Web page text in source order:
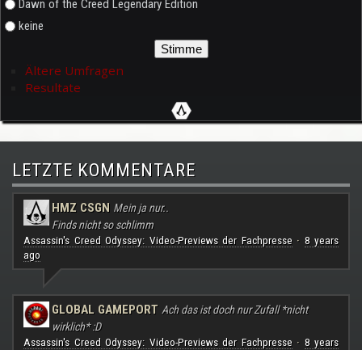
Dawn of the Creed Legendary Edition
keine
Ältere Umfragen
Resultate
LETZTE KOMMENTARE
HMZ CSGN Mein ja nur..
Finds nicht so schlimm
Assassin's Creed Odyssey: Video-Previews der Fachpresse· 8 years
ago
GLOBAL GAMEPORT Ach das ist doch nur Zufall *nicht
wirklich* :D
Assassin's Creed Odyssey: Video-Previews der Fachpresse· 8 years